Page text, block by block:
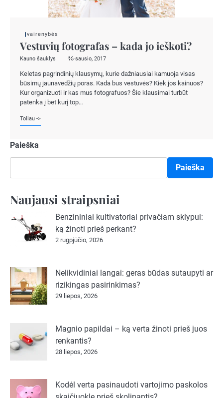
Įvairenybės
Vestuvių fotografas – kada jo ieškoti?
Kauno šauklys 16 sausio, 2017
Keletas pagrindinių klausymų, kurie dažniausiai kamuoja visas
būsimų jaunavedžių poras. Kada bus vestuvės? Kiek jos kainuos?
Kur organizuoti ir kas mus fotografuos? Šie klausimai turbūt
patenka į bet kurį top…
Toliau ->
Paieška
Paieška
Naujausi straipsniai
Benzininiai kultivatoriai privačiam sklypui:
ką žinoti prieš perkant?
2 rugpjūčio, 2026
Nelikvidiniai langai: geras būdas sutaupyti ar
rizikingas pasirinkimas?
29 liepos, 2026
Magnio papildai – ką verta žinoti prieš juos
renkantis?
28 liepos, 2026
Kodėl verta pasinaudoti vartojimo paskolos